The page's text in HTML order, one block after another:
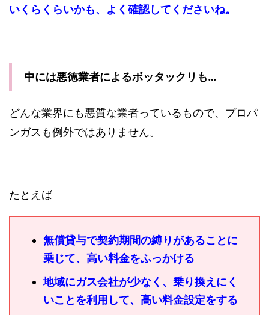
いくらくらいかも、よく確認してくださいね。
中には悪徳業者によるボッタックリも…
どんな業界にも悪質な業者っているもので、プロパ
ンガスも例外ではありません。
たとえば
無償貸与で契約期間の縛りがあることに
乗じて、高い料金をふっかける
地域にガス会社が少なく、乗り換えにく
いことを利用して、高い料金設定をする